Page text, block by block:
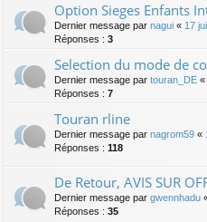
Option Sieges Enfants
Dernier message par nagui « 17
Réponses : 3
Selection du mode de
Dernier message par touran_DE «
Réponses : 7
Touran rline
Dernier message par nagrom59 «
Réponses : 118
De Retour, AVIS SUR
Dernier message par gwennhadu
Réponses : 35